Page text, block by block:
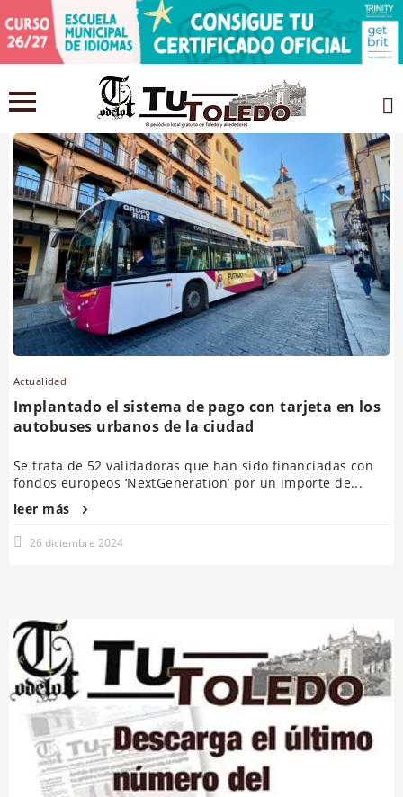
Tags: sistema
Actualidad
Implantado el sistema de pago con tarjeta en los
autobuses urbanos de la ciudad
Se trata de 52 validadoras que han sido financiadas con
fondos europeos ‘NextGeneration’ por un importe de...
leer más
26 diciembre 2024